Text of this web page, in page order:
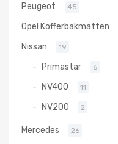
Peugeot 45
Opel Kofferbakmatten
Nissan 19
Primastar 6
NV400 11
NV200 2
Mercedes 26